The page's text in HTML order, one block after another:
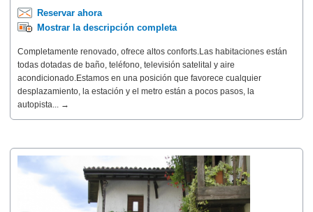
Reservar ahora
Mostrar la descripción completa
Completamente renovado, ofrece altos conforts.Las habitaciones están
todas dotadas de baño, teléfono, televisión satelital y aire
acondicionado.Estamos en una posición que favorece cualquier
desplazamiento, la estación y el metro están a pocos pasos, la
autopista... →